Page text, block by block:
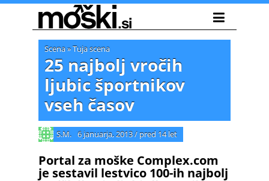
Scena»Tuja scena
25 najbolj vročih
ljubic športnikov
vseh časov
S.M. 6 januarja, 2013/ pred 14 let
Portal za moške Complex.com
je sestavil lestvico 100-ih najbolj